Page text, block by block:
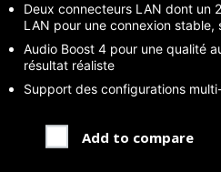
Deux connecteurs LAN dont un
LAN pour une connexion stable,
Audio Boost 4 pour une qualité
résultat réaliste
Support des configurations
Add to compare